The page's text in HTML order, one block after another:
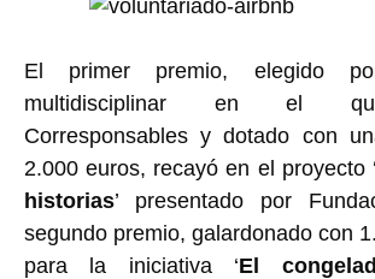
El primer premio, elegido
multidisciplinar en el
Corresponsables y dotado con
2.000 euros, recayó en el proyecto ‘
historias’ presentado por
segundo premio, galardonado con
para la iniciativa ‘El